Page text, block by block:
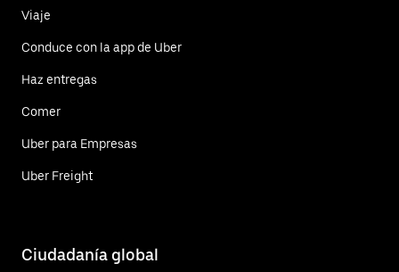
Viaje
Conduce con la app de Uber
Haz entregas
Comer
Uber para Empresas
Uber Freight
Ciudadanía global